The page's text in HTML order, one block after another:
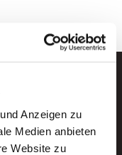
Anzeigen zu
Medien anbieten
Website zu
Mail.